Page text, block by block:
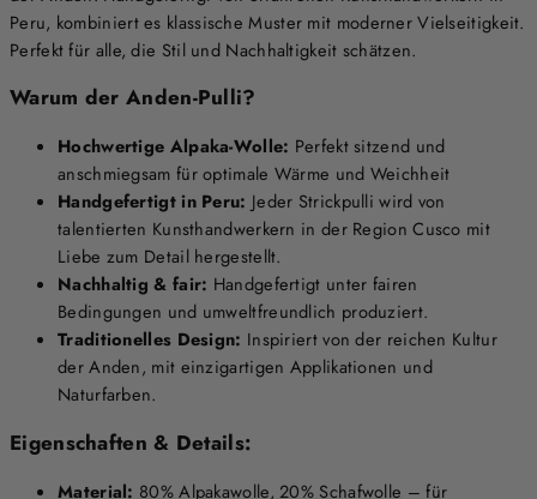
Peru, kombiniert es klassische Muster mit moderner Vielseitigkeit.
Perfekt für alle, die Stil und Nachhaltigkeit schätzen.
Warum der Anden-Pulli?
Hochwertige Alpaka-Wolle: Perfekt sitzend und
anschmiegsam für optimale Wärme und Weichheit
Handgefertigt in Peru: Jeder Strickpulli wird von
talentierten Kunsthandwerkern in der Region Cusco mit
Liebe zum Detail hergestellt.
Nachhaltig & fair: Handgefertigt unter fairen
Bedingungen und umweltfreundlich produziert.
Traditionelles Design: Inspiriert von der reichen Kultur
der Anden, mit einzigartigen Applikationen und
Naturfarben.
Eigenschaften & Details:
Material: 80% Alpakawolle, 20% Schafwolle – für